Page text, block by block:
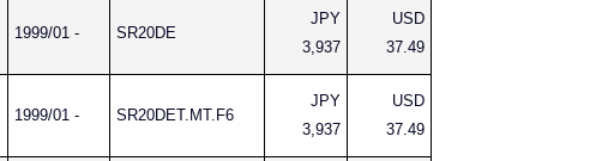
1999/01 - SR20DE
JPY
3,937
USD
37.49
1999/01 - SR20DET.MT.F6
JPY
3,937
USD
37.49